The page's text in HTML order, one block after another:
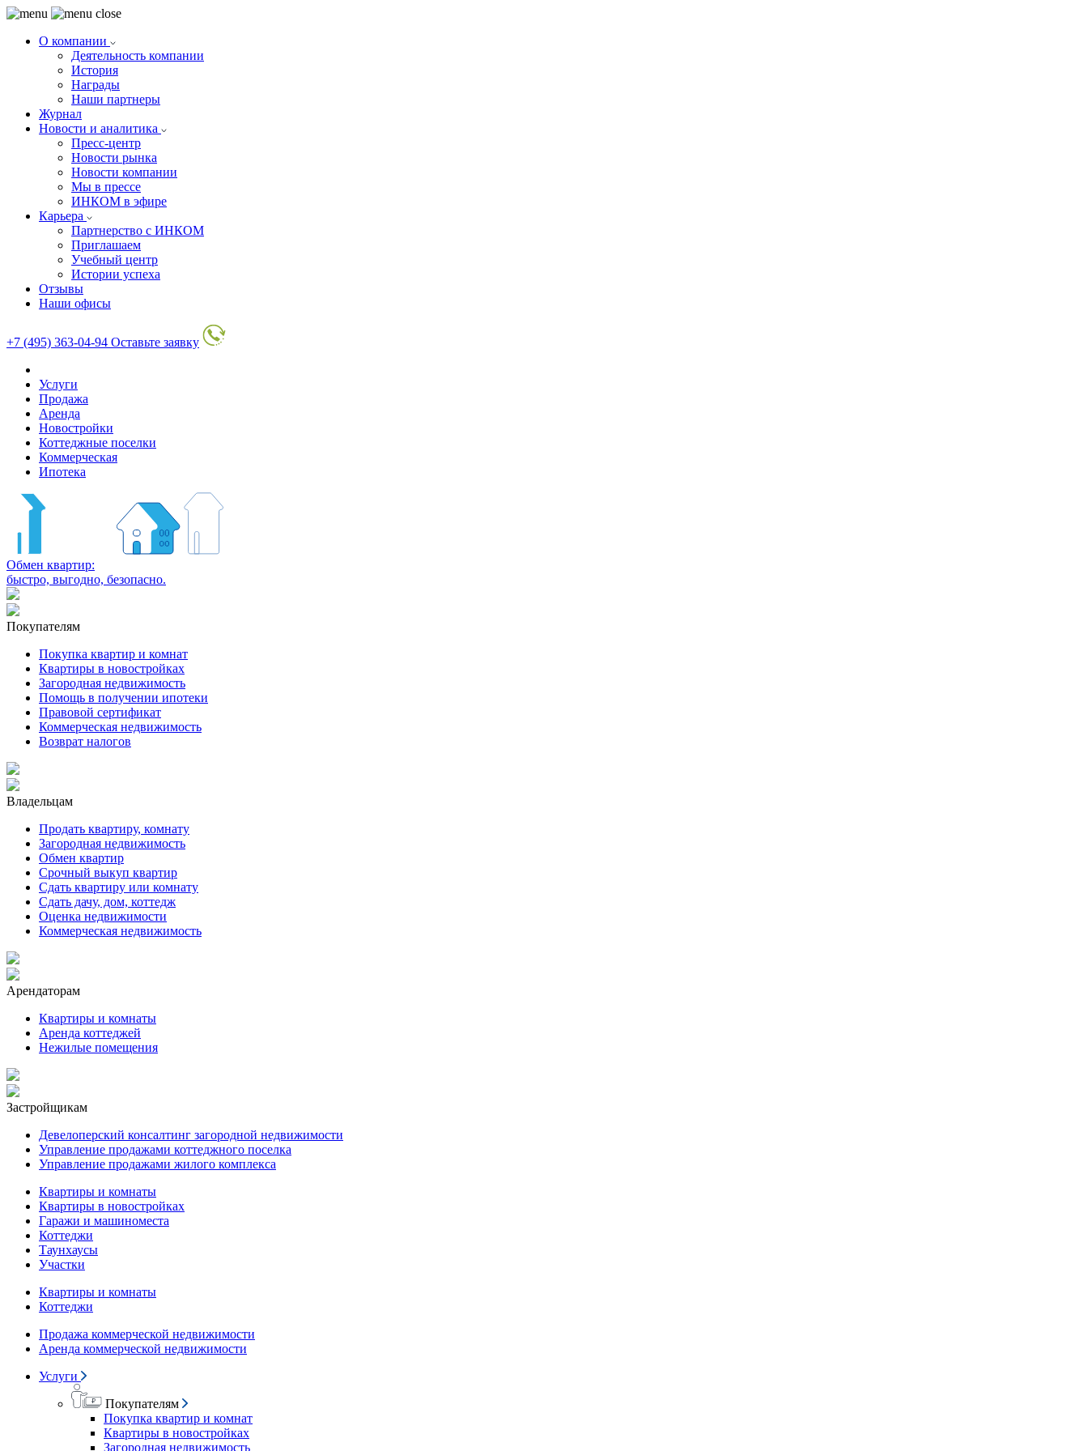
О компании
Деятельность компании
История
Награды
Наши партнеры
Журнал
Новости и аналитика
Пресс-центр
Новости рынка
Новости компании
Мы в прессе
ИНКОМ в эфире
Карьера
Партнерство с ИНКОМ
Приглашаем
Учебный центр
Истории успеха
Отзывы
Наши офисы
+7 (495) 363-04-94 Оставьте заявку
Услуги
Продажа
Аренда
Новостройки
Коттеджные поселки
Коммерческая
Ипотека
Обмен квартир:
быстро, выгодно, безопасно.
Покупателям
Покупка квартир и комнат
Квартиры в новостройках
Загородная недвижимость
Помощь в получении ипотеки
Правовой сертификат
Коммерческая недвижимость
Возврат налогов
Владельцам
Продать квартиру, комнату
Загородная недвижимость
Обмен квартир
Срочный выкуп квартир
Сдать квартиру или комнату
Сдать дачу, дом, коттедж
Оценка недвижимости
Коммерческая недвижимость
Арендаторам
Квартиры и комнаты
Аренда коттеджей
Нежилые помещения
Застройщикам
Девелоперский консалтинг загородной недвижимости
Управление продажами коттеджного поселка
Управление продажами жилого комплекса
Квартиры и комнаты
Квартиры в новостройках
Гаражи и машиноместа
Коттеджи
Таунхаусы
Участки
Квартиры и комнаты
Коттеджи
Продажа коммерческой недвижимости
Аренда коммерческой недвижимости
Услуги
Покупателям
Покупка квартир и комнат
Квартиры в новостройках
Загородная недвижимость